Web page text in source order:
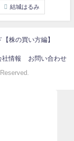
結城はるみ
株の買い方編】
社情報
お問い合わせ